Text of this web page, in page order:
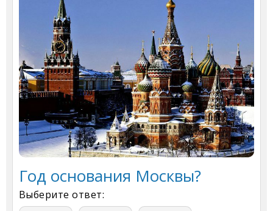
Год основания Москвы?
Выберите ответ: